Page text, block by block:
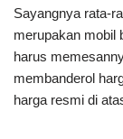
Sayangnya rata-
merupakan mobil
harus
membanderol
harga resmi di